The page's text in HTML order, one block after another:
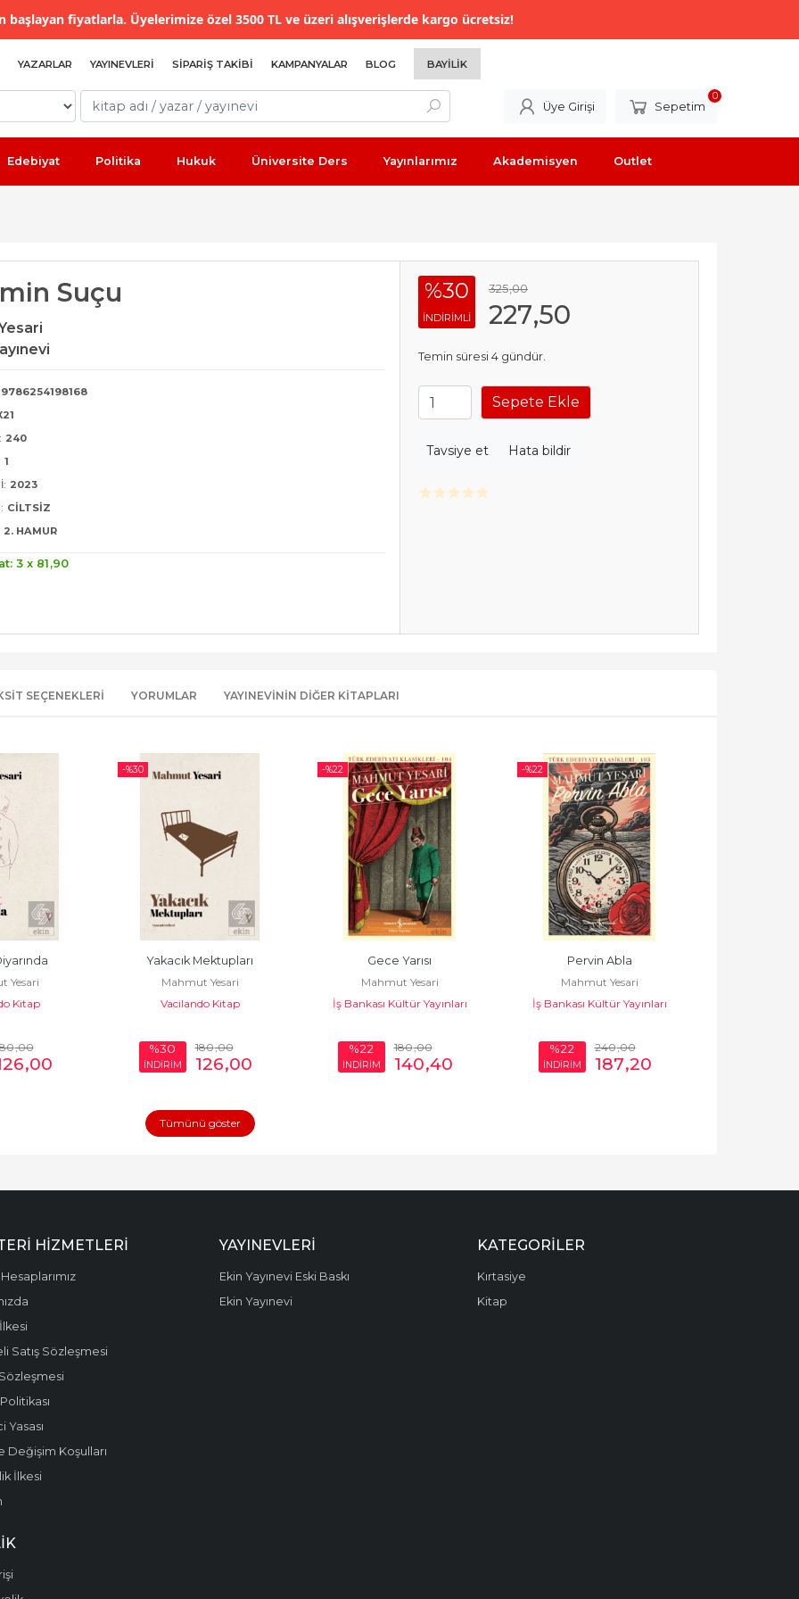
başlayan fiyatlarla. Üyelerimize özel 3500 TL ve üzeri alışverişlerde kargo ücretsiz!
YAZARLAR YAYINEVLERI SIPARIŞ TAKIBI KAMPANYALAR BLOG BAYILIK
Üye Girişi Sepetim
0
Edebiyat Politika Hukuk Üniversite Ders Yayınlarımız Akademisyen Outlet
Suçu
9786254198168
240
1
2023
CILTSIZ
2. HAMUR
3 x 81 ,90
%30
INDIRIMLI
325,00
227,50
Temin süresi 4 gündür.
Sepete Ekle
Tavsiye et Hata bildir
SEÇENEKLERI YORUMLAR YAYINEVININ DIĞER KITAPLARI
Yesari
Kitap
,00
,00
-%30
Yakacık Mektupları
Mahmut Yesari
Vacilando Kitap
%30
İNDİRİM
180,00
126,00
-%22
Gece Yarısı
Mahmut Yesari
İş Bankası Kültür Yayınları
%22
İNDİRİM
180,00
140,40
-%22
Pervin Abla
Mahmut Yesari
İş Bankası Kültür Yayınları
%22
İNDİRİM
240,00
187,20
Tümünü göster
HIZMETLERI
Satış Sözleşmesi
Yasası
Değişim Koşulları
İlkesi
YAYINEVLERI
Ekin Yayınevi Eski Baskı
Ekin Yayınevi
KATEGORILER
Kırtasiye
Kitap